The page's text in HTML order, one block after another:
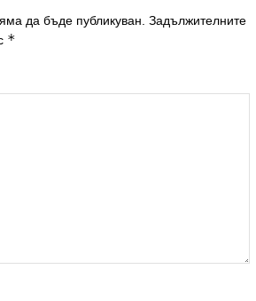
да бъде публикуван. Задължителните
*